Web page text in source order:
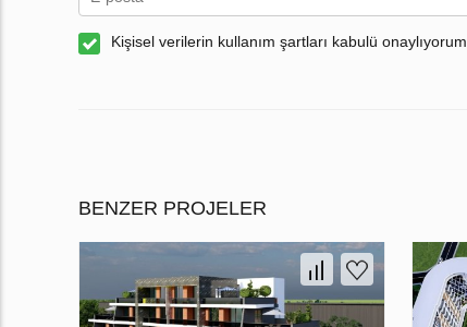
Kişisel verilerin kullanım şartları kabulü onaylıyorum
BENZER PROJELER